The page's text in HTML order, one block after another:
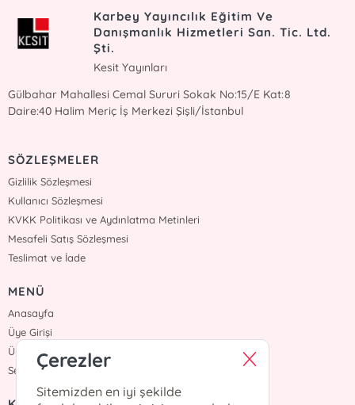
Karbey Yayıncılık Eğitim Ve
Danışmanlık Hizmetleri San. Tic. Ltd.
Şti.
Kesit Yayınları
Gülbahar Mahallesi Cemal Sururi Sokak No:15/E Kat:8
Daire:40 Halim Meriç İş Merkezi Şişli/İstanbul
SÖZLEŞMELER
Gizlilik Sözleşmesi
Kullanıcı Sözleşmesi
KVKK Politikası ve Aydınlatma Metinleri
Mesafeli Satış Sözleşmesi
Teslimat ve İade
MENÜ
Anasayfa
Üye Girişi
Üye Ol
SepetimÇerezler
Sitemizden en iyi şekilde